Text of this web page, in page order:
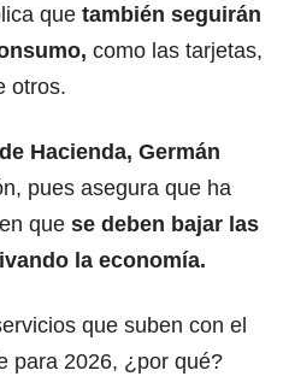
que también seguirán
como las tarjetas,
otros.
Hacienda, Germán
pues asegura que ha
que se deben bajar las
la economía.
que suben con el
para 2026, ¿por qué?